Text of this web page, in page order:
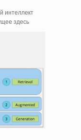
интеллект
здесь